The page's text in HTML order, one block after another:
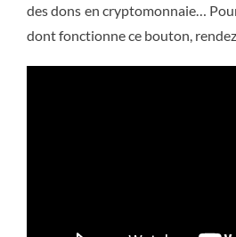
des dons en cryptomonnaie…
dont fonctionne ce bouton,